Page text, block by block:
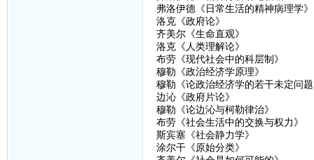
弗洛伊德《日常生活的精神病理学》
洛克《政府论》
齐美尔《生命直观》
洛克《人类理解论》
布劳《现代社会中的科层制》
穆勒《政治经济学原理》
穆勒《论政治经济学的若干未定问
边沁《政府片论》
穆勒《论边沁与柯勒律治》
布劳《社会生活中的交换与权力》
斯宾塞《社会静力学》
涂尔干《原始分类》